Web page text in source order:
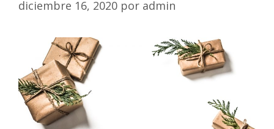
diciembre 16, 2020 por admin